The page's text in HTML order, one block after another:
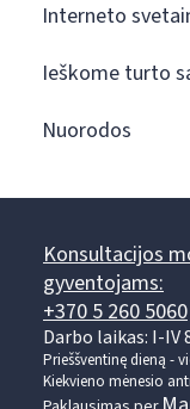
Interneto
Ieškome turto
Nuorodos
Konsultacijos
gyventojams:
+370 5 260 5060
Darbo laikas: I-IV
Prieššventinę dieną -
Kiekvieno mėnesio